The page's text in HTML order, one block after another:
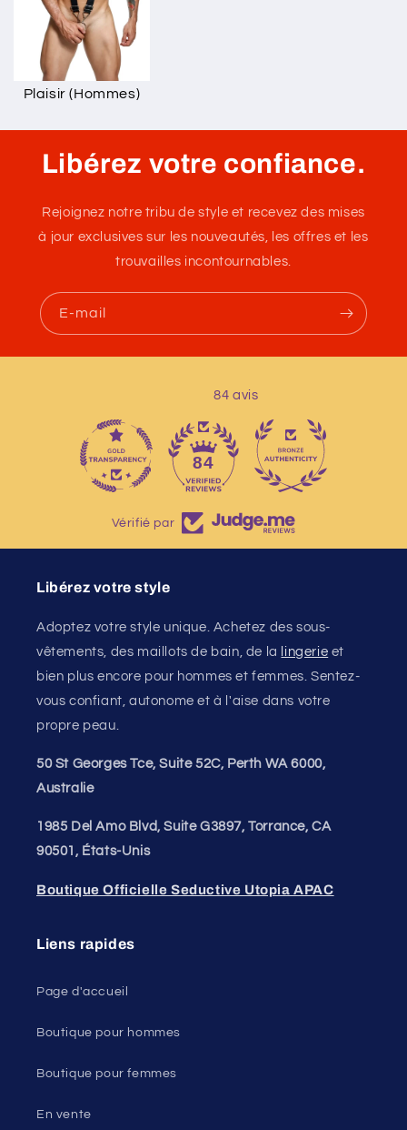
Plaisir (Hommes)
Libérez votre confiance.
Rejoignez notre tribu de style et recevez des mises
à jour exclusives sur les nouveautés, les offres et les
trouvailles incontournables.
E-mail
84 avis
84
Vérifié par
Libérez votre style
Adoptez votre style unique. Achetez des sous-
vêtements, des maillots de bain, de la lingerie et
bien plus encore pour hommes et femmes. Sentez-
vous confiant, autonome et à l'aise dans votre
propre peau.
50 St Georges Tce, Suite 52C, Perth WA 6000,
Australie
1985 Del Amo Blvd, Suite G3897, Torrance, CA
90501, États-Unis
Boutique Officielle Seductive Utopia APAC
Liens rapides
Page d'accueil
Boutique pour hommes
Boutique pour femmes
En vente